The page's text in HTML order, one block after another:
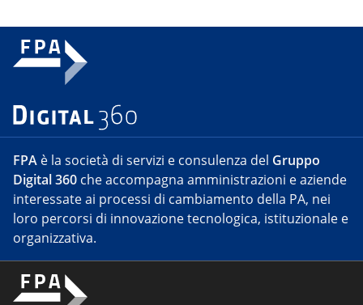
FPA è la società di servizi e consulenza del Gruppo
Digital 360 che accompagna amministrazioni e aziende
interessate ai processi di cambiamento della PA, nei
loro percorsi di innovazione tecnologica, istituzionale e
organizzativa.